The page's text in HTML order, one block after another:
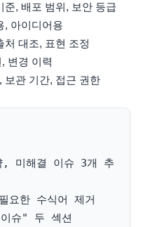
준, 배포 범위, 보안 등급
, 아이디어용
처 대조, 표현 조정
변경 이력
보관 기간, 접근 권한
, 미해결 이슈 3개 추
한 수식어 제거
슈" 두 섹션